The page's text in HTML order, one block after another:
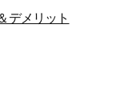
デメリット